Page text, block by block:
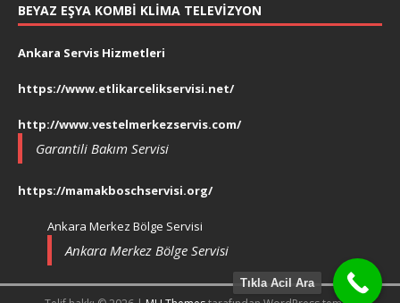
BEYAZ EŞYA KOMBI KLIMA TELEVIZYON
Ankara Servis Hizmetleri
https://www.etlikarcelikservisi.net/
http://www.vestelmerkezservis.com/
Garantili Bakım Servisi
https://mamakboschservisi.org/
Ankara Merkez Bölge Servisi
Ankara Merkez Bölge Servisi
Tıkla Acil Ara